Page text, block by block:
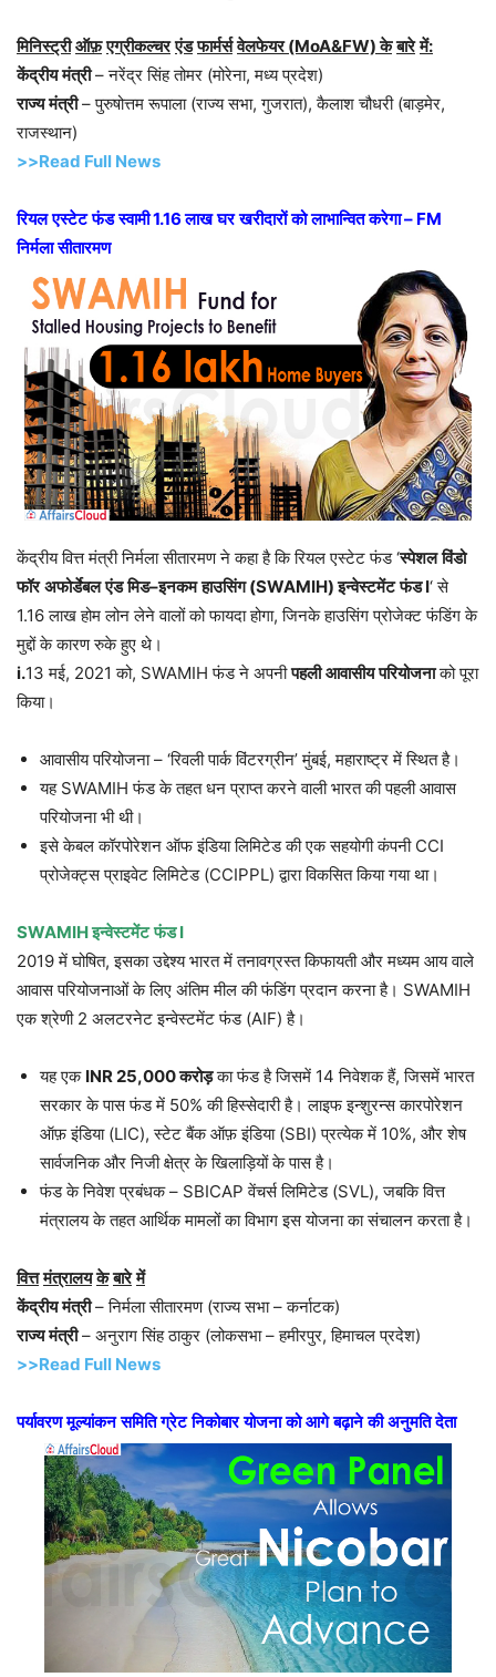
मिनिस्ट्री ऑफ़ एग्रीकल्चर एंड फार्मर्स वेलफेयर(MoA&FW)के बारे में:
केंद्रीय मंत्री– नरेंद्र सिंह तोमर (मोरेना, मध्य प्रदेश)
राज्य मंत्री– पुरुषोत्तम रूपाला (राज्य सभा, गुजरात), कैलाश चौधरी (बाड़मेर,
राजस्थान)
>>Read Full News
रियल एस्टेट फंड स्वामी1.16लाख घर खरीदारों को लाभान्वित करेगा– FM
निर्मला सीतारमण
केंद्रीय वित्त मंत्री निर्मला सीतारमण ने कहा है कि रियल एस्टेट फंड ‘स्पेशल विंडो
फॉर अफोर्डेबल एंड मिड–इनकम हाउसिंग(SWAMIH)इन्वेस्टमेंट फंडI‘ से
1.16 लाख होम लोन लेने वालों को फायदा होगा, जिनके हाउसिंग प्रोजेक्ट फंडिंग के
मुद्दों के कारण रुके हुए थे।
i.13 मई, 2021 को, SWAMIH फंड ने अपनीपहली आवासीय परियोजनाको पूरा
किया।
आवासीय परियोजना – ‘रिवली पार्क विंटरग्रीन’ मुंबई, महाराष्ट्र में स्थित है।
यह SWAMIH फंड के तहत धन प्राप्त करने वाली भारत की पहली आवास
परियोजना भी थी।
इसे केबल कॉरपोरेशन ऑफ इंडिया लिमिटेड की एक सहयोगी कंपनी CCI
प्रोजेक्ट्स प्राइवेट लिमिटेड (CCIPPL) द्वारा विकसित किया गया था।
SWAMIHइन्वेस्टमेंट फंडI
2019 में घोषित, इसका उद्देश्य भारत में तनावग्रस्त किफायती और मध्यम आय वाले
आवास परियोजनाओं के लिए अंतिम मील की फंडिंग प्रदान करना है। SWAMIH
एक श्रेणी 2 अलटरनेट इन्वेस्टमेंट फंड (AIF) है।
यह एक INR 25,000करोड़का फंड है जिसमें 14 निवेशक हैं, जिसमें भारत
सरकार के पास फंड में 50% की हिस्सेदारी है। लाइफ इन्शुरन्स कारपोरेशन
ऑफ़ इंडिया (LIC), स्टेट बैंक ऑफ़ इंडिया (SBI) प्रत्येक में 10%, और शेष
सार्वजनिक और निजी क्षेत्र के खिलाड़ियों के पास है।
फंड के निवेश प्रबंधक – SBICAP वेंचर्स लिमिटेड (SVL), जबकि वित्त
मंत्रालय के तहत आर्थिक मामलों का विभाग इस योजना का संचालन करता है।
वित्त मंत्रालय के बारे में
केंद्रीय मंत्री– निर्मला सीतारमण (राज्य सभा – कर्नाटक)
राज्य मंत्री– अनुराग सिंह ठाकुर (लोकसभा – हमीरपुर, हिमाचल प्रदेश)
>>Read Full News
पर्यावरण मूल्यांकन समिति ग्रेट निकोबार योजना को आगे बढ़ाने की अनुमति देता